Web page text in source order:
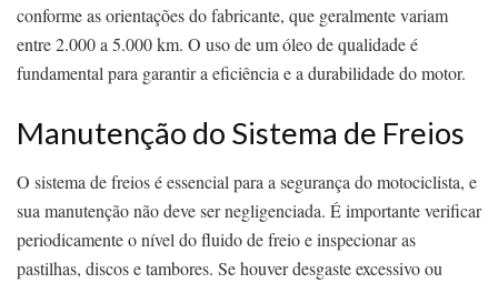
conforme as orientações do fabricante, que geralmente variam
entre 2.000 a 5.000 km. O uso de um óleo de qualidade é
fundamental para garantir a eficiência e a durabilidade do motor.
Manutenção do Sistema de Freios
O sistema de freios é essencial para a segurança do motociclista, e
sua manutenção não deve ser negligenciada. É importante verificar
periodicamente o nível do fluido de freio e inspecionar as
pastilhas, discos e tambores. Se houver desgaste excessivo ou